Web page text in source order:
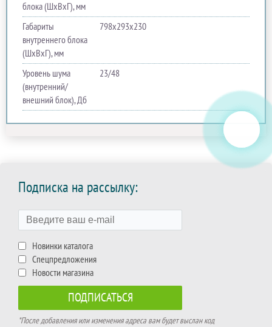
блока (ШхВхГ), мм
Габариты
внутреннего блока
(ШхВхГ), мм
798х293х230
Уровень шума
(внутренний/
внешний блок), Дб
23/48
Подписка на рассылку:
Новинки каталога
Спецпредложения
Новости магазина
*После добавления или изменения адреса вам будет выслан код